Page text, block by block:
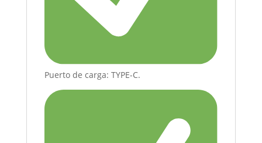
Puerto de carga: TYPE-C.